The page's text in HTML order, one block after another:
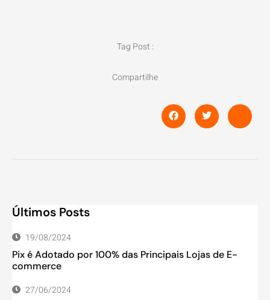
Tag Post :
Compartilhe
Últimos Posts
19/08/2024
Pix é Adotado por 100% das Principais Lojas de E-
commerce
27/06/2024